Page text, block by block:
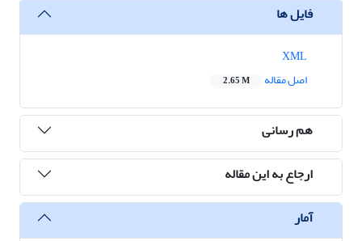
فایل ها
اصل مقاله
2.65 M
هم رسانی
ارجاع به این مقاله
آمار